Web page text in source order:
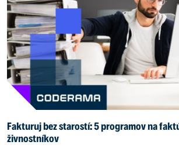
Fakturuj bez starostí: 5 programov na
živnostníkov